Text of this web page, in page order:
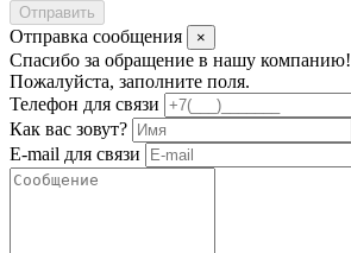
Отправить
Отправка сообщения ×
Спасибо за обращение в нашу компанию!
Пожалуйста, заполните поля.
Телефон для связи
Как вас зовут?
E-mail для связи